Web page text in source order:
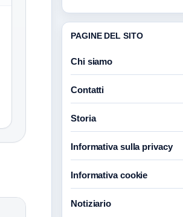
PAGINE DEL SITO
Chi siamo
Contatti
Storia
Informativa sulla privacy
Informativa cookie
Notiziario